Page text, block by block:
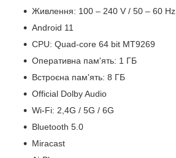
Живлення: 100 – 240 V / 50 – 60 Hz
Android 11
CPU: Quad-core 64 bit MT9269
Оперативна пам'ять: 1 ГБ
Встроєна пам'ять: 8 ГБ
Official Dolby Audio
Wi-Fi: 2,4G / 5G / 6G
Bluetooth 5.0
Miracast